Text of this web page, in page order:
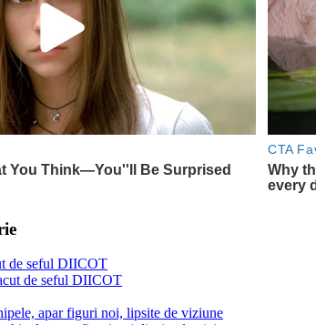
de seful DIICOT
apar figuri noi, lipsite de viziune